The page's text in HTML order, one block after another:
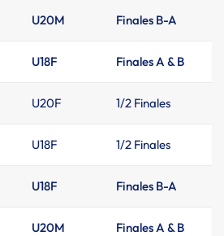
U20M Finales B-A
U18F Finales A & B
U20F 1/2 Finales
U18F 1/2 Finales
U18F Finales B-A
U20M Finales A & B